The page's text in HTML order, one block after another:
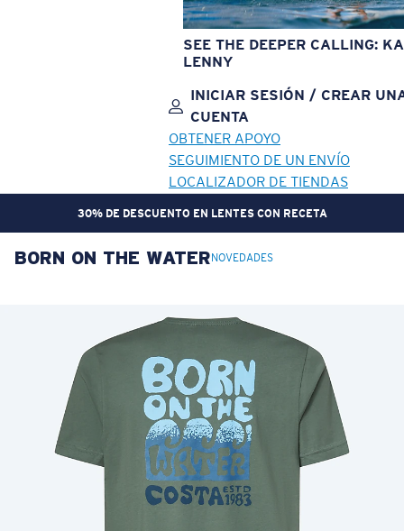
SEE THE DEEPER CALLING:
LENNY
INICIAR SESIÓN / CREAR
CUENTA
OBTENER APOYO
SEGUIMIENTO DE UN ENVÍO
LOCALIZADOR DE TIENDAS
30% DE DESCUENTO EN LENTES CON RECETA
OBJETIVO ACTUALIZADO¡AGREGADO AL CARRITO!
Precio:
Cantidad:
Precio: Sin cargo
Cantidad:
BORN ON THE WATER NOVEDADES